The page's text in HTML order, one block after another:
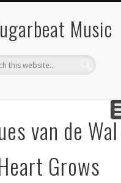
Music
van de
Grows